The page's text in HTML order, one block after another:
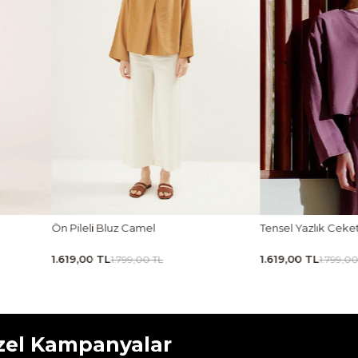
Tensel Yazlık Ceket Mürdüm
1.619,00 TL1.799,00 TL
Tensel Jile Elbise
1.889,00 TL2.099,00
Kampanyalar